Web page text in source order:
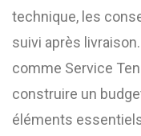
technique, les
suivi après
comme Service
construire un
éléments